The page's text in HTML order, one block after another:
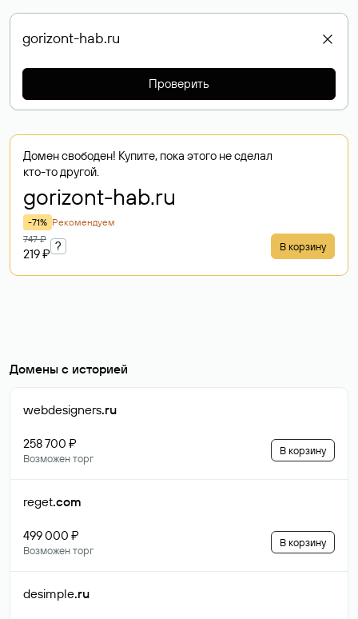
Проверить
Домен свободен! Купите, пока этого не сделал
кто-то другой.
gorizont-hab.ru
-71% Рекомендуем
747 ₽
219 ₽
? В корзину
Домены с историей
webdesigners.ru
258 700 ₽
Возможен торг
В корзину
reget.com
499 000 ₽
Возможен торг
В корзину
desimple.ru